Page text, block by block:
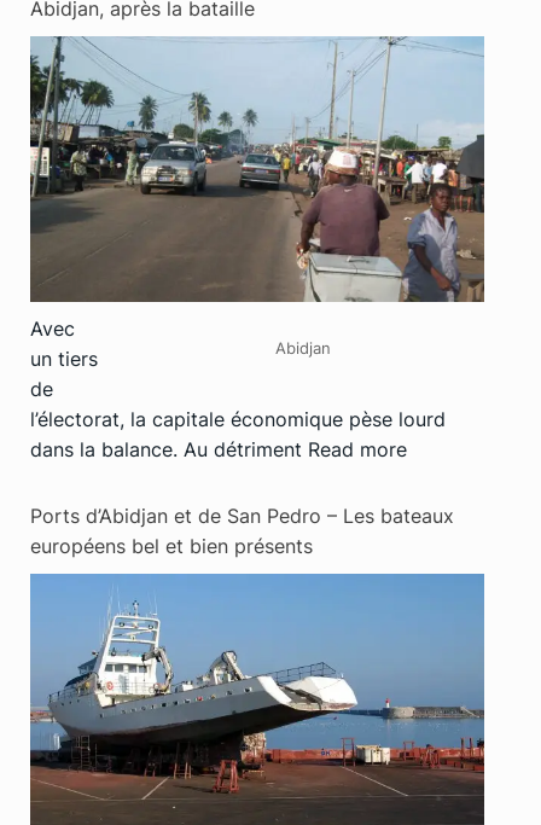
Abidjan, après la bataille
Abidjan
Avec
un tiers
de
l’électorat, la capitale économique pèse lourd
dans la balance. Au détriment Read more
Ports d’Abidjan et de San Pedro – Les bateaux
européens bel et bien présents